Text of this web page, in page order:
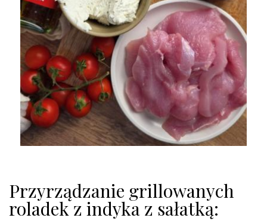
Przyrządzanie grillowanych
roladek z indyka z sałatką: